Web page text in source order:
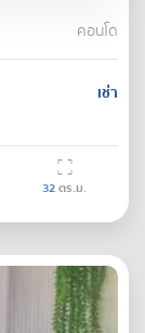
คอนโด
เช่า
32ตร.ม.